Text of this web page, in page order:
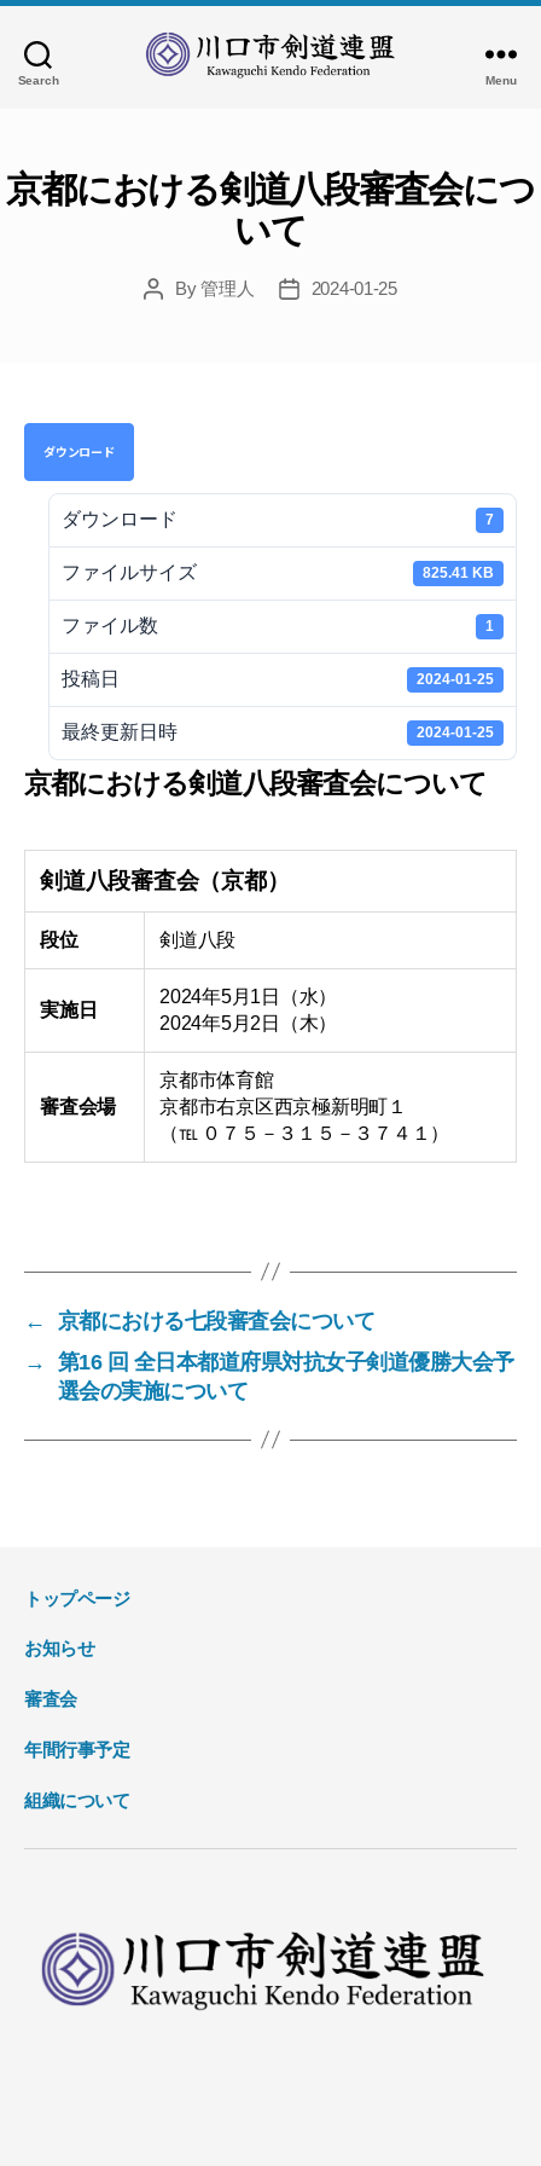
Search
剣
道
連
Menu
京都における剣道八段審査会につ
いて
PostBy管理人
Post2024-01-25
ダウンロード
ダウンロード 7
ファイルサイズ 825.41 KB
ファイル数 1
投稿日 2024-01-25
最終更新日時 2024-01-25
京都における剣道八段審査会について
剣道八段審査会（京都）
段位 剣道八段
実施日
2024年5月1日（水）
2024年5月2日（木）
審査会場
京都市体育館
京都市右京区西京極新明町１
（℡ ０７５－３１５－３７４１）
←
京都における七段審査会について
→
第16 回 全日本都道府県対抗女子剣道優勝大会予
選会の実施について
トップページ
お知らせ
審査会
年間行事予定
組織について